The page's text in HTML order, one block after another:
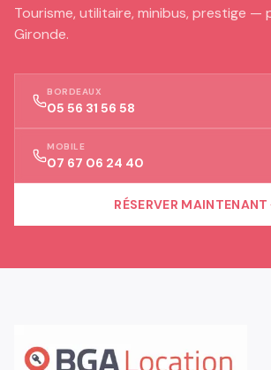
Tourisme, utilitaire, minibus, prestige —
Gironde.
BORDEAUX
05 56 31 56 58
MOBILE
07 67 06 24 40
RÉSERVER MAINTENANT